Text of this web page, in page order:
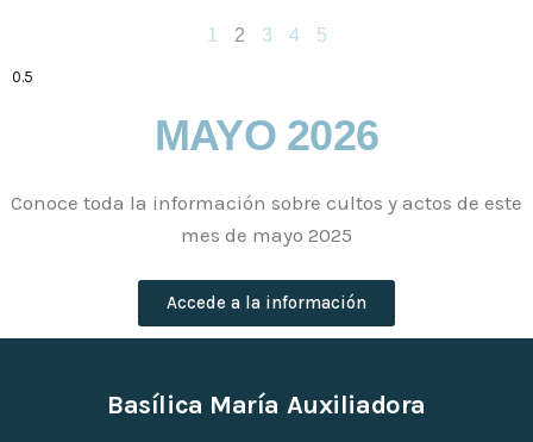
1 2 3 4 5
MAYO 2026
Conoce toda la información sobre cultos y actos de este
mes de mayo 2025
Accede a la información
Basílica María Auxiliadora